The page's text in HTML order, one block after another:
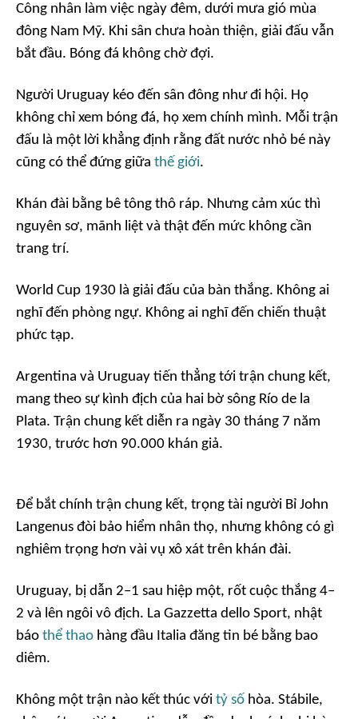
Công nhân làm việc ngày đêm, dưới mưa gió mùa
đông Nam Mỹ. Khi sân chưa hoàn thiện, giải đấu vẫn
bắt đầu. Bóng đá không chờ đợi.
Người Uruguay kéo đến sân đông như đi hội. Họ
không chỉ xem bóng đá, họ xem chính mình. Mỗi trận
đấu là một lời khẳng định rằng đất nước nhỏ bé này
cũng có thể đứng giữa thế giới.
Khán đài bằng bê tông thô ráp. Nhưng cảm xúc thì
nguyên sơ, mãnh liệt và thật đến mức không cần
trang trí.
World Cup 1930 là giải đấu của bàn thắng. Không ai
nghĩ đến phòng ngự. Không ai nghĩ đến chiến thuật
phức tạp.
Argentina và Uruguay tiến thẳng tới trận chung kết,
mang theo sự kình địch của hai bờ sông Río de la
Plata. Trận chung kết diễn ra ngày 30 tháng 7 năm
1930, trước hơn 90.000 khán giả.
Để bắt chính trận chung kết, trọng tài người Bỉ John
Langenus đòi bảo hiểm nhân thọ, nhưng không có gì
nghiêm trọng hơn vài vụ xô xát trên khán đài.
Uruguay, bị dẫn 2–1 sau hiệp một, rốt cuộc thắng 4–
2 và lên ngôi vô địch. La Gazzetta dello Sport, nhật
báo thể thao hàng đầu Italia đăng tin bé bằng bao
diêm.
Không một trận nào kết thúc với tỷ số hòa. Stábile,